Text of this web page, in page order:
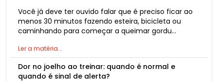
Você já deve ter ouvido falar que é preciso ficar ao
menos 30 minutos fazendo esteira, bicicleta ou
caminhando para começar a queimar gordu…
Ler a matéria...
Dor no joelho ao treinar: quando é normal e
quando é sinal de alerta?